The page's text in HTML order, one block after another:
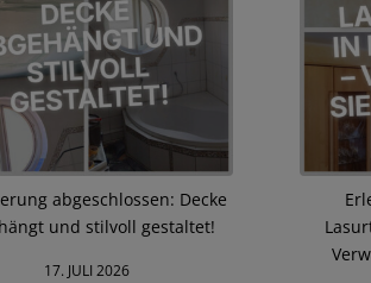
abgeschlossen: Decke
und stilvoll gestaltet!
17. JULI 2026